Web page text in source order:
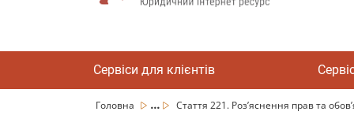
Сервіси для клієнтів
Головна ... Стаття 221. Роз’яснення прав та